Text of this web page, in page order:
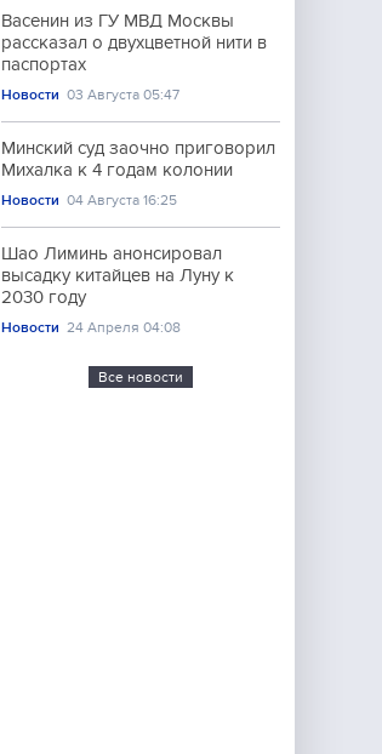
Васенин из ГУ МВД Москвы
рассказал о двухцветной нити в
паспортах
Новости 03 Августа 05:47
Минский суд заочно приговорил
Михалка к 4 годам колонии
Новости 04 Августа 16:25
Шао Лиминь анонсировал
высадку китайцев на Луну к
2030 году
Новости 24 Апреля 04:08
Все новости